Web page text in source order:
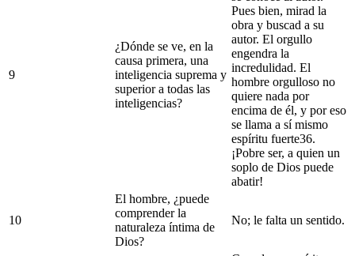
9
¿Dónde se ve, en la
causa primera, una
inteligencia suprema y
superior a todas las
inteligencias?
Pues bien, mirad la
obra y buscad a su
autor. El orgullo
engendra la
incredulidad. El
hombre orgulloso no
quiere nada por
encima de él, y por eso
se llama a sí mismo
espíritu fuerte36.
¡Pobre ser, a quien un
soplo de Dios puede
abatir!
10
El hombre, ¿puede
comprender la
naturaleza íntima de
Dios?
No; le falta un sentido.